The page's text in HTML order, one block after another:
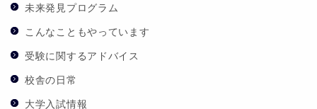
未来発見プログラム
こんなこともやっています
受験に関するアドバイス
校舎の日常
大学入試情報